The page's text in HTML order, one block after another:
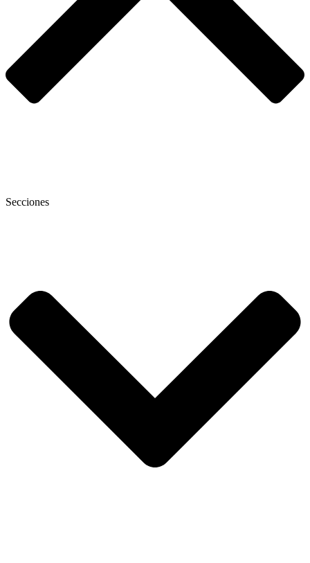
Secciones